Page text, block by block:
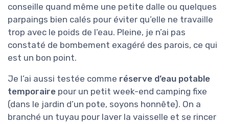
conseille quand même une petite dalle ou quelques
parpaings bien calés pour éviter qu’elle ne travaille
trop avec le poids de l’eau. Pleine, je n’ai pas
constaté de bombement exagéré des parois, ce qui
est un bon point.
Je l’ai aussi testée comme réserve d’eau potable
temporaire pour un petit week-end camping fixe
(dans le jardin d’un pote, soyons honnête). On a
branché un tuyau pour laver la vaisselle et se rincer